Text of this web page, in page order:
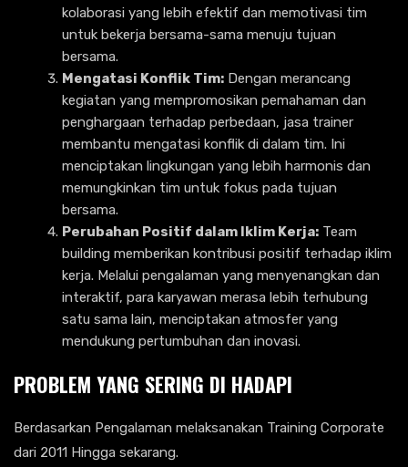
kolaborasi yang lebih efektif dan memotivasi tim
untuk bekerja bersama-sama menuju tujuan
bersama.
Mengatasi Konflik Tim: Dengan merancang
kegiatan yang mempromosikan pemahaman dan
penghargaan terhadap perbedaan, jasa trainer
membantu mengatasi konflik di dalam tim. Ini
menciptakan lingkungan yang lebih harmonis dan
memungkinkan tim untuk fokus pada tujuan
bersama.
Perubahan Positif dalam Iklim Kerja: Team
building memberikan kontribusi positif terhadap iklim
kerja. Melalui pengalaman yang menyenangkan dan
interaktif, para karyawan merasa lebih terhubung
satu sama lain, menciptakan atmosfer yang
mendukung pertumbuhan dan inovasi.
PROBLEM YANG SERING DI HADAPI
Berdasarkan Pengalaman melaksanakan Training Corporate
dari 2011 Hingga sekarang.